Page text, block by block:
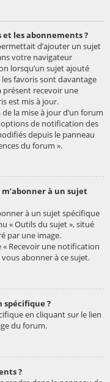
les abonnements ?
d’ajouter un sujet
votre navigateur
lorsqu’un sujet ajouté
favoris sont davantage
présent recevoir une
est mis à jour.
la mise à jour d’un forum
options de notification des
depuis le panneau
du forum ».
à un sujet
à un sujet spécifique
« Outils du sujet », situé
par une image.
Recevoir une notification
abonner à ce sujet.
spécifique ?
en cliquant sur le lien
du forum.
?